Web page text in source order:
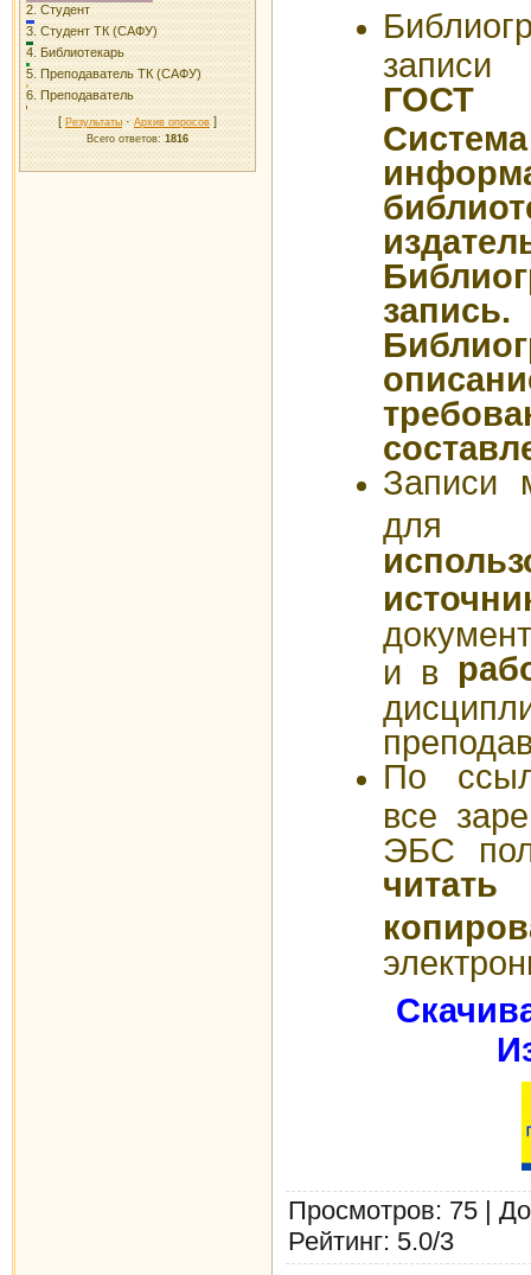
2.Студент
3.Студент ТК (САФУ)
4.Библиотекарь
5.Преподаватель ТК (САФУ)
6.Преподаватель
[Результаты·Архив опросов]
Всего ответов:1816
ГОСТ
запись.
Записи
и в
По
все
ЭБС
Просмотров: 75 |
Рейтинг: 5.0/3